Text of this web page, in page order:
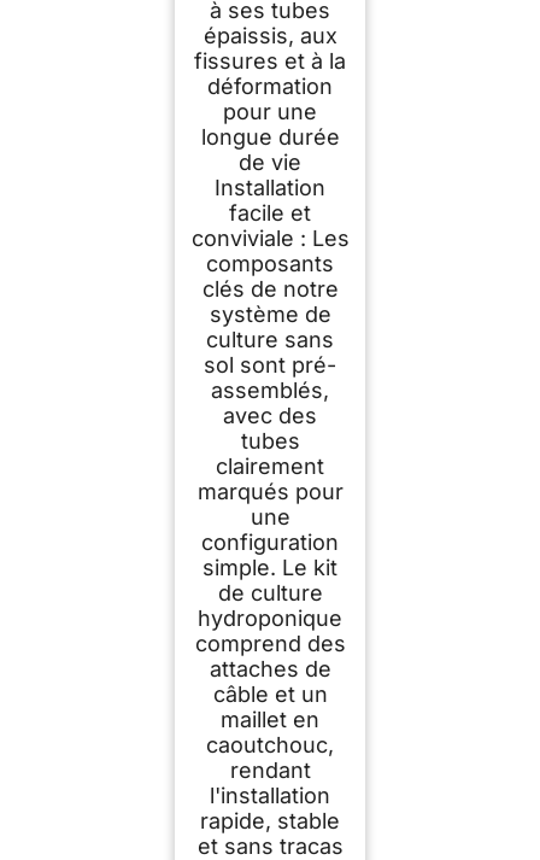
à ses tubes
épaissis, aux
fissures et à la
déformation
pour une
longue durée
de vie
Installation
facile et
conviviale : Les
composants
clés de notre
système de
culture sans
sol sont pré-
assemblés,
avec des
tubes
clairement
marqués pour
une
configuration
simple. Le kit
de culture
hydroponique
comprend des
attaches de
câble et un
maillet en
caoutchouc,
rendant
l'installation
rapide, stable
et sans tracas